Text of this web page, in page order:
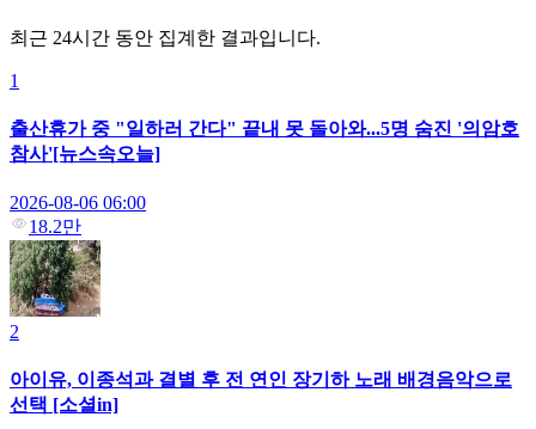
최근 24시간 동안 집계한 결과입니다.
1
출산휴가 중 "일하러 간다" 끝내 못 돌아와...5명 숨진 '의암호
참사'[뉴스속오늘]
2026-08-06 06:00
18.2만
2
아이유, 이종석과 결별 후 전 연인 장기하 노래 배경음악으로
선택 [소셜in]